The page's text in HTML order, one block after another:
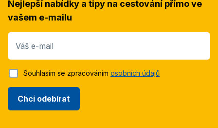
Nejlepší nabídky a tipy na cestování přímo ve
vašem e-mailu
Váš e-mail
Chci odebírat
Souhlasím se zpracováním osobních údajů